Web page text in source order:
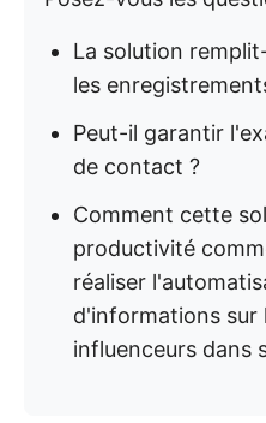
La solution
les
Peut-il garantir
de contact ?
Comment cette
productivité
réaliser
d'informations sur
influenceurs dans